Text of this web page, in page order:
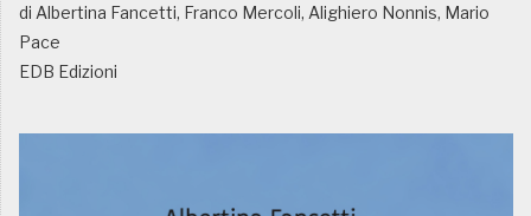
di Albertina Fancetti, Franco Mercoli, Alighiero Nonnis, Mario
Pace
EDB Edizioni